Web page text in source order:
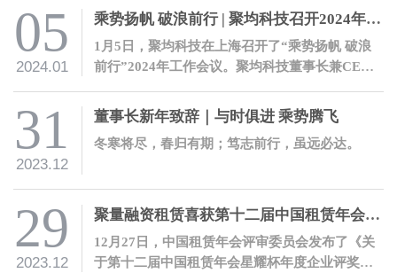
05
2024.01
乘势扬帆 破浪前行 | 聚均科技召开2024年工作会议
1月5日，聚均科技在上海召开了“乘势扬帆 破浪
前行”2024年工作会议。聚均科技董事长兼CEO
31
2023.12
董事长新年致辞｜与时俱进 乘势腾飞
冬寒将尽，春归有期；笃志前行，虽远必达。
29
2023.12
聚量融资租赁喜获第十二届中国租赁年会星耀杯“年度繁星奖”
12月27日，中国租赁年会评审委员会发布了《关
于第十二届中国租赁年会星耀杯年度企业评奖结